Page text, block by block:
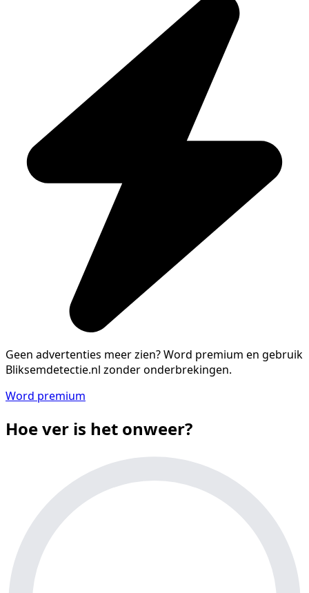
Geen advertenties meer zien?Word premium en gebruik
Bliksemdetectie.nl zonder onderbrekingen.
Word premium
Hoe ver is het onweer?